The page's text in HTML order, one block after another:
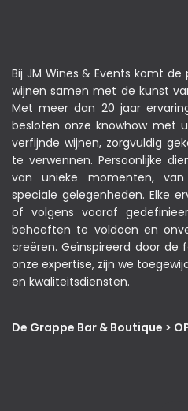
Bij JM Wines & Events komt
wijnen samen met de kunst
Met meer dan 20 jaar
besloten onze knowhow met
verfijnde wijnen, zorgvuldig
te verwennen. Persoonlijke
van unieke momenten,
speciale gelegenheden. Elke
of volgens vooraf
behoeften te voldoen en
creëren. Geïnspireerd door de
onze expertise, zijn we
en kwaliteitsdiensten.
De Grappe Bar & Boutique >